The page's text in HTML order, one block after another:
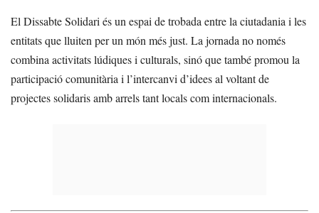
El Dissabte Solidari és un espai de trobada entre la ciutadania i les
entitats que lluiten per un món més just. La jornada no només
combina activitats lúdiques i culturals, sinó que també promou la
participació comunitària i l’intercanvi d’idees al voltant de
projectes solidaris amb arrels tant locals com internacionals.